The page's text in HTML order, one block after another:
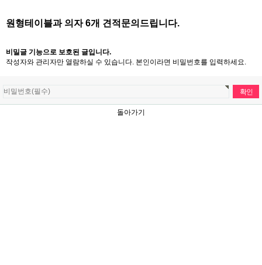
원형테이블과 의자 6개 견적문의드립니다.
비밀글 기능으로 보호된 글입니다.
작성자와 관리자만 열람하실 수 있습니다. 본인이라면 비밀번호를 입력하세요.
돌아가기